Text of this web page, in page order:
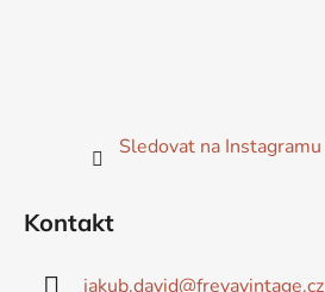
Sledovat na Instagramu
Kontakt
jakub.david@freyavintage.cz